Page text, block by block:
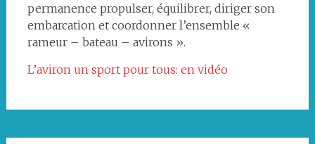
permanence propulser, équilibrer, diriger son
embarcation et coordonner l’ensemble «
rameur – bateau – avirons ».
L’aviron un sport pour tous: en vidéo